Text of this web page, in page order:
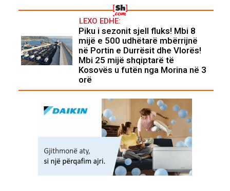
LEXO EDHE:
Piku i sezonit sjell fluks! Mbi 8
mijë e 500 udhëtarë mbërrijnë
në Portin e Durrësit dhe Vlorës!
Mbi 25 mijë shqiptarë të
Kosovës u futën nga Morina në 3
orë